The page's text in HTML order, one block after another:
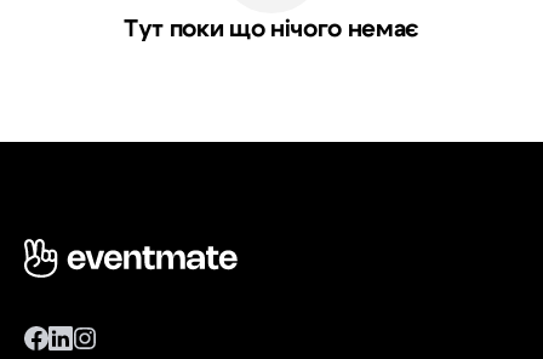
Тут поки що нічого немає